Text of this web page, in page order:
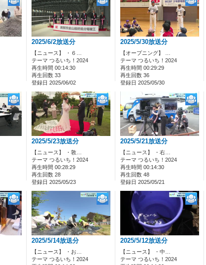
2025/6/2放送分
【ニュース】 ・６…
テーマ つるいち！2024
再生時間 00:14:30
再生回数 33
登録日 2025/06/02
2025/5/30放送分
【オープニング】 …
テーマ つるいち！2024
再生時間 00:29:29
再生回数 36
登録日 2025/05/30
2025/5/23放送分
【ニュース】 ・敦…
テーマ つるいち！2024
再生時間 00:28:29
再生回数 28
登録日 2025/05/23
2025/5/21放送分
【ニュース】 ・右…
テーマ つるいち！2024
再生時間 00:14:30
再生回数 48
登録日 2025/05/21
2025/5/14放送分
【ニュース】 ・お…
テーマ つるいち！2024
2025/5/12放送分
【ニュース】 ・中…
テーマ つるいち！2024